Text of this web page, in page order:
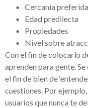
Cercania preferida
Edad predilecta
Propiedades
Nivel sobre
Con el fin de colocarlo
aprenden para gente.
el fin de bien de
cuestiones. Por
usuarios que nunca te